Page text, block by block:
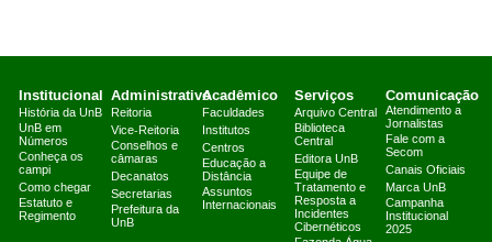
Institucional
História da UnB
UnB em
Números
Conheça os
campi
Como chegar
Estatuto e
Regimento
Administrativo
Reitoria
Vice-Reitoria
Conselhos e
câmaras
Decanatos
Secretarias
Prefeitura da
UnB
Acadêmico
Faculdades
Institutos
Centros
Educação a
Distância
Assuntos
Internacionais
Serviços
Arquivo Central
Biblioteca
Central
Editora UnB
Equipe de
Tratamento e
Resposta a
Incidentes
Cibernéticos
Comunicação
Atendimento a
Jornalistas
Fale com a
Secom
Canais Oficiais
Marca UnB
Campanha
Institucional
2025